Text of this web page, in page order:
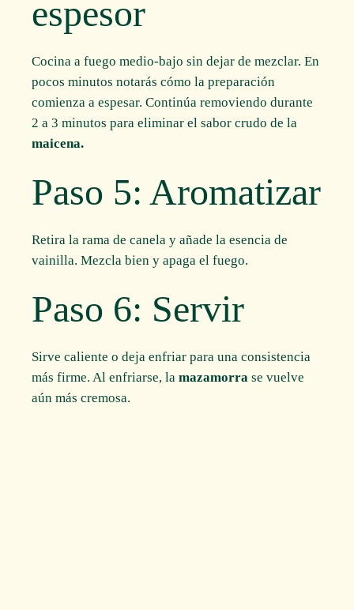
espesor
Cocina a fuego medio-bajo sin dejar de mezclar. En
pocos minutos notarás cómo la preparación
comienza a espesar. Continúa removiendo durante
2 a 3 minutos para eliminar el sabor crudo de la
maicena.
Paso 5: Aromatizar
Retira la rama de canela y añade la esencia de
vainilla. Mezcla bien y apaga el fuego.
Paso 6: Servir
Sirve caliente o deja enfriar para una consistencia
más firme. Al enfriarse, lamazamorra se vuelve
aún más cremosa.